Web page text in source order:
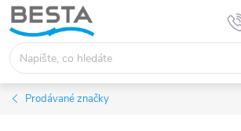
Přejít
na
obsah
Prodávané značky